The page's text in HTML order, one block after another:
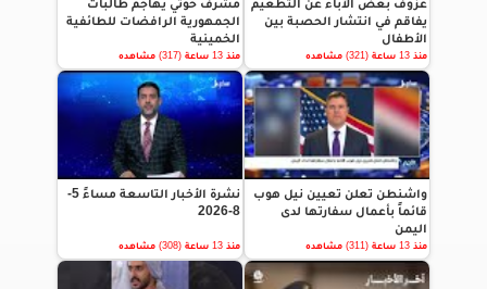
عزوف بعض الآباء عن التطعيم
يفاقم في انتشار الحصبة بين
الأطفال
منذ 13 ساعة (321) مشاهده
مشرف حوثي يهاجم طالبات
الجمهورية الرافضات للطائفية
الخمينية
منذ 13 ساعة (317) مشاهده
واشنطن تعلن تعيين نيل هوب
قائماً بأعمال سفارتها لدى
اليمن
منذ 13 ساعة (311) مشاهده
نشرة الأخبار التاسعة مساءً 5-
8-2026
منذ 13 ساعة (308) مشاهده